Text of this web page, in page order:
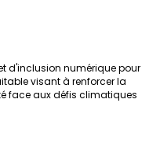
d'inclusion numérique pour
visant à renforcer la
face aux défis climatiques